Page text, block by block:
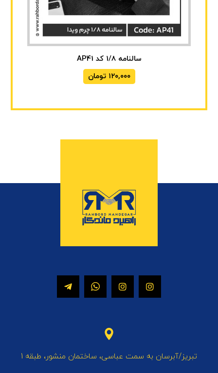
سالنامه 1/8 کد AP41
۱۲۰,۰۰۰ تومان
تبریز/آبرسان به سمت عباسی، ساختمان منشور، طبقه 1